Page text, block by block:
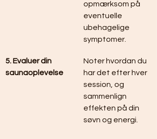
opmærksom på
eventuelle
ubehagelige
symptomer.
5. Evaluer din
saunaoplevelse
Noter hvordan du
har det efter hver
session, og
sammenlign
effekten på din
søvn og energi.